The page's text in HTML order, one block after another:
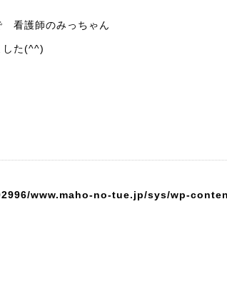
看護師のみっちゃん
た(^^)
www.maho-no-tue.jp/sys/wp-